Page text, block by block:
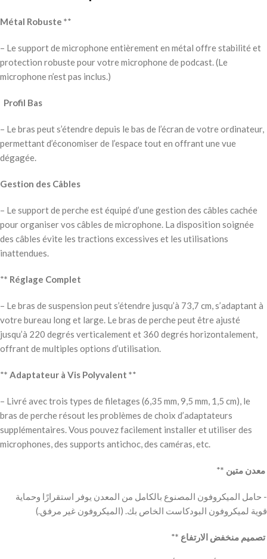
Métal Robuste **
– Le support de microphone entièrement en métal offre stabilité et
protection robuste pour votre microphone de podcast. (Le
microphone n’est pas inclus.)
Profil Bas
– Le bras peut s’étendre depuis le bas de l’écran de votre ordinateur,
permettant d’économiser de l’espace tout en offrant une vue
dégagée.
Gestion des Câbles
– Le support de perche est équipé d’une gestion des câbles cachée
pour organiser vos câbles de microphone. La disposition soignée
des câbles évite les tractions excessives et les utilisations
inattendues.
** Réglage Complet
– Le bras de suspension peut s’étendre jusqu’à 73,7 cm, s’adaptant à
votre bureau long et large. Le bras de perche peut être ajusté
jusqu’à 220 degrés verticalement et 360 degrés horizontalement,
offrant de multiples options d’utilisation.
** Adaptateur à Vis Polyvalent **
– Livré avec trois types de filetages (6,35 mm, 9,5 mm, 1,5 cm), le
bras de perche résout les problèmes de choix d’adaptateurs
supplémentaires. Vous pouvez facilement installer et utiliser des
microphones, des supports antichoc, des caméras, etc.
معدن متين **
‬‫- حامل الميكروفون المصنوع بالكامل من المعدن يوفر استقرارًا وحماية
قوية لميكروفون البودكاست الخاص بك. (الميكروفون غير مرفق.)
‬‫‬‫ تصميم منخفض الارتفاع **